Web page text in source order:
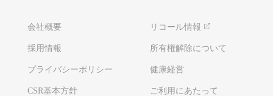
会社概要 リコール情報
採用情報 所有権解除について
プライバシーポリシー 健康経営
CSR基本方針 ご利用にあたって